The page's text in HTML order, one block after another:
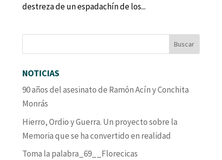
destreza de un espadachín de los...
NOTICIAS
90 años del asesinato de Ramón Acín y Conchita
Monrás
Hierro, Ordio y Guerra. Un proyecto sobre la
Memoria que se ha convertido en realidad
Toma la palabra_69__Florecicas